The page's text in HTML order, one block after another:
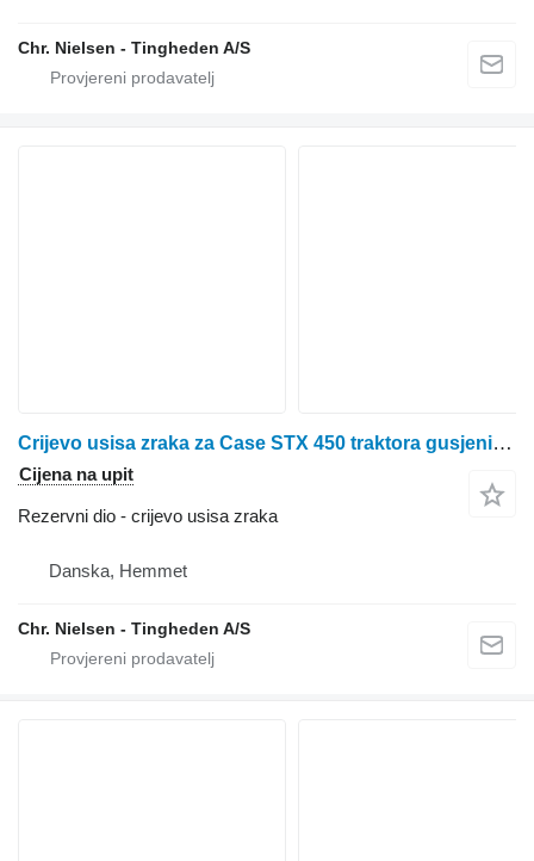
Chr. Nielsen - Tingheden A/S
Crijevo usisa zraka za Case STX 450 traktora gusjeničara
Cijena na upit
Rezervni dio - crijevo usisa zraka
Danska, Hemmet
Chr. Nielsen - Tingheden A/S